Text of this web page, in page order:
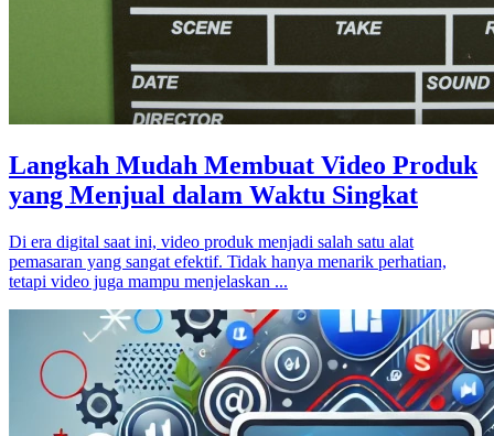
Langkah Mudah Membuat Video Produk
yang Menjual dalam Waktu Singkat
Di era digital saat ini, video produk menjadi salah satu alat
pemasaran yang sangat efektif. Tidak hanya menarik perhatian,
tetapi video juga mampu menjelaskan ...